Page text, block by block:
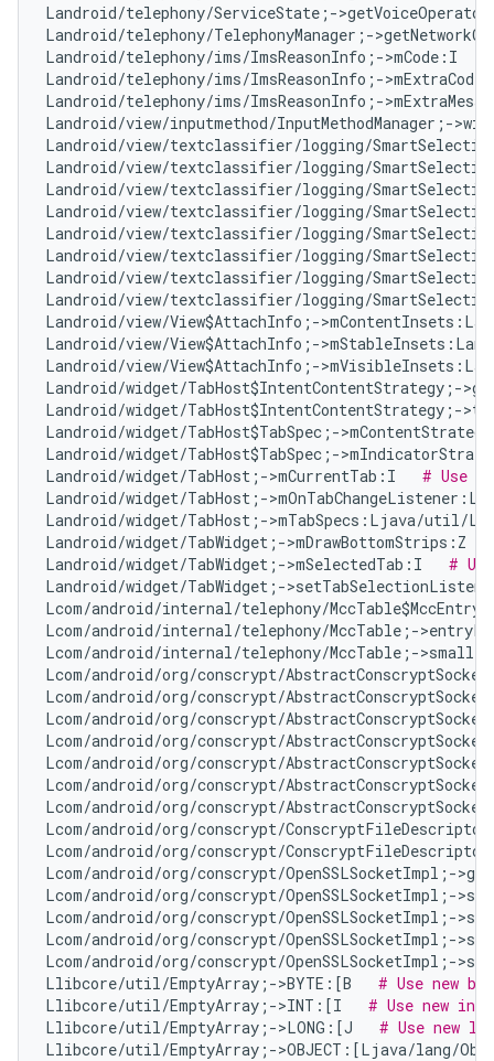
Landroid/telephony/ServiceState;-
Landroid/telephony/TelephonyManager;-
Landroid/telephony/ims/ImsReasonInfo;->mCode:I
Landroid/telephony/ims/ImsReasonInfo;-
Landroid/telephony/ims/ImsReasonInfo;-
Landroid/view/inputmethod/InputMethodManager;-
Landroid/view/textclassifier/logging/
Landroid/view/textclassifier/logging/
Landroid/view/textclassifier/logging/
Landroid/view/textclassifier/logging/
Landroid/view/textclassifier/logging/
Landroid/view/textclassifier/logging/
Landroid/view/textclassifier/logging/
Landroid/view/textclassifier/logging/
Landroid/view/View$AttachInfo;-
Landroid/view/View$AttachInfo;-
Landroid/view/View$AttachInfo;-
Landroid/widget/TabHost$IntentContentStrategy;-
Landroid/widget/TabHost$IntentContentStrategy;-
Landroid/widget/TabHost$TabSpec;-
Landroid/widget/TabHost$TabSpec;-
Landroid/widget/TabHost;->mCurrentTab:I # Use
Landroid/widget/TabHost;-
Landroid/widget/TabHost;->mTabSpecs:Ljava/
Landroid/widget/TabWidget;->mDrawBottomStrips:Z
Landroid/widget/TabWidget;->mSelectedTab:I #
Landroid/widget/TabWidget;-
Lcom/android/internal/telephony/
Lcom/android/internal/telephony/MccTable;-
Lcom/android/internal/telephony/MccTable;-
Lcom/android/org/conscrypt/
Lcom/android/org/conscrypt/
Lcom/android/org/conscrypt/
Lcom/android/org/conscrypt/
Lcom/android/org/conscrypt/
Lcom/android/org/conscrypt/
Lcom/android/org/conscrypt/
Lcom/android/org/conscrypt/
Lcom/android/org/conscrypt/
Lcom/android/org/conscrypt/OpenSSLSocketImpl;-
Lcom/android/org/conscrypt/OpenSSLSocketImpl;-
Lcom/android/org/conscrypt/
Lcom/android/org/conscrypt/OpenSSLSocketImpl;-
Lcom/android/org/conscrypt/OpenSSLSocketImpl;-
Llibcore/util/EmptyArray;->BYTE:[B # Use new
Llibcore/util/EmptyArray;->INT:[I # Use new
Llibcore/util/EmptyArray;->LONG:[J # Use new
Llibcore/util/EmptyArray;->OBJECT:[Ljava/lang/